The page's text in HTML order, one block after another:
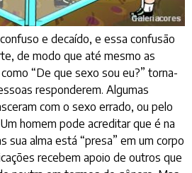
e decaído, e essa confusão
de modo que até mesmo as
“De que sexo sou eu?” torna-
responderem. Algumas
com o sexo errado, ou pelo
homem pode acreditar que é na
sua alma está “presa” em um corpo
recebem apoio de outros que